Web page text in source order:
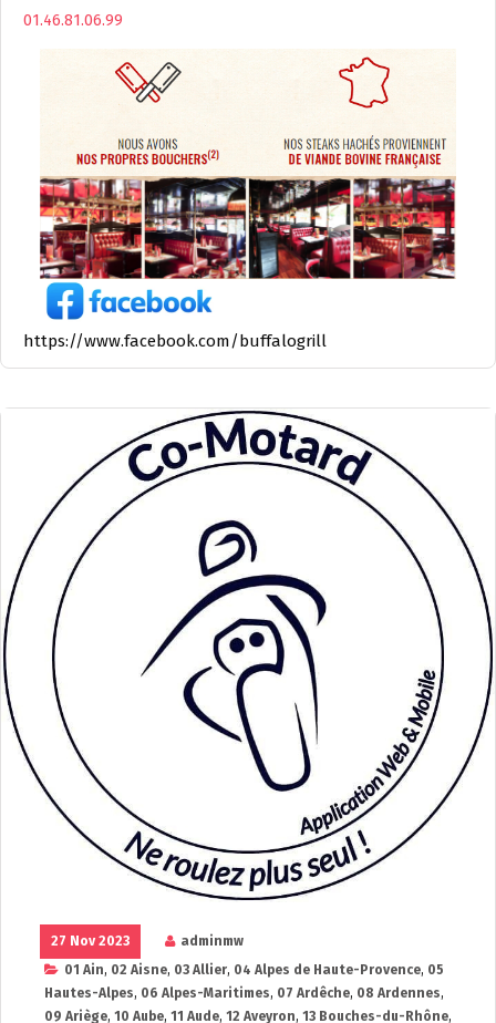
01.46.81.06.99
https://www.facebook.com/buffalogrill
27 Nov 2023
adminmw
01 Ain, 02 Aisne, 03 Allier, 04 Alpes de Haute-Provence, 05
Hautes-Alpes, 06 Alpes-Maritimes, 07 Ardêche, 08 Ardennes,
09 Ariège, 10 Aube, 11 Aude, 12 Aveyron, 13 Bouches-du-Rhône,